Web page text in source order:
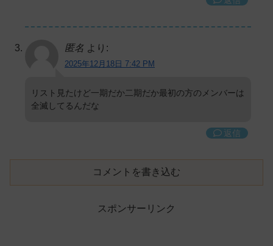
匿名 より:
2025年12月18日 7:42 PM
リスト見たけど一期だか二期だか最初の方のメンバーは
全滅してるんだな
返信
コメントを書き込む
スポンサーリンク